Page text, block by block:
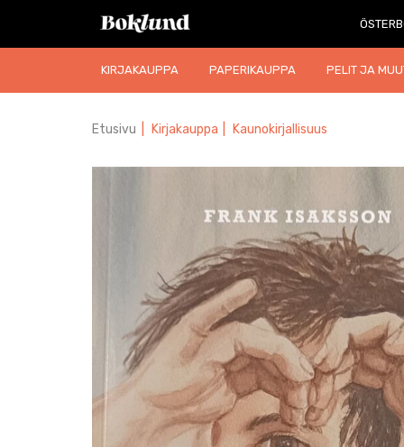
KIRJAKAUPPA PAPERIKAUPPA PELIT JA
Etusivu Kirjakauppa Kaunokirjallisuus